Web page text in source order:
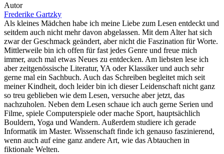
Autor
Frederike Gartzky
Als kleines Mädchen habe ich meine Liebe zum Lesen entdeckt und
seitdem auch nicht mehr davon abgelassen. Mit dem Alter hat sich
zwar der Geschmack geändert, aber nicht die Faszination für Worte.
Mittlerweile bin ich offen für fast jedes Genre und freue mich
immer, auch mal etwas Neues zu entdecken. Am liebsten lese ich
aber zeitgenössische Literatur, YA oder Klassiker und auch sehr
gerne mal ein Sachbuch. Auch das Schreiben begleitet mich seit
meiner Kindheit, doch leider bin ich dieser Leidenschaft nicht ganz
so treu geblieben wie dem Lesen, versuche aber jetzt, das
nachzuholen. Neben dem Lesen schaue ich auch gerne Serien und
Filme, spiele Computerspiele oder mache Sport, hauptsächlich
Bouldern, Yoga und Wandern. Außerdem studiere ich gerade
Informatik im Master. Wissenschaft finde ich genauso faszinierend,
wenn auch auf eine ganz andere Art, wie das Abtauchen in
fiktionale Welten.